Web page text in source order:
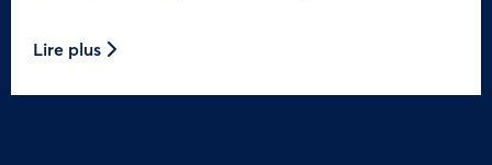
Lire plus